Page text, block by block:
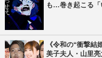
も…巻き起こる「
《令和の“衝撃
美子夫人・山里